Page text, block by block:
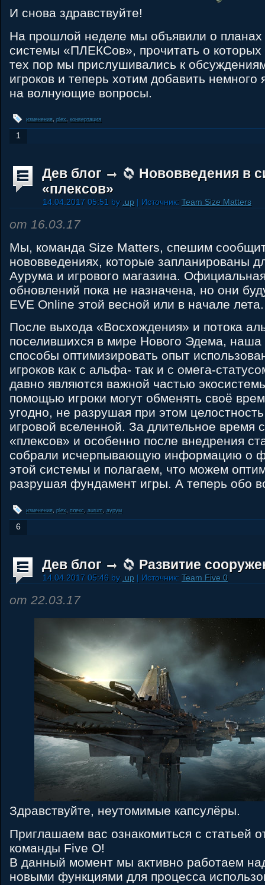
И снова здравствуйте!
На прошлой неделе мы объявили о
системы «ПЛЕКСов», прочитать о
тех пор мы прислушивались к
игроков и теперь хотим добавить немного
на волнующие вопросы.
изменения, plex, конвертация
1
Дев блог
Нововведения в
«плексов»
14.04.2017 05:51 by .up | Источник: Team Size Matters
от 16.03.17
Мы, команда Size Matters, спешим
нововведениях, которые запланированы
Аурума и игрового магазина.
обновлений пока не назначена, но они
EVE Online этой весной или в начале лета.
После выхода «Восхождения» и потока
поселившихся в мире Нового Эдема, наша
способы оптимизировать опыт
игроков как с альфа- так и с омега-
давно являются важной частью
помощью игроки могут обменять своё
угодно, не разрушая при этом
игровой вселенной. За длительное время
«плексов» и особенно после внедрения
собрали исчерпывающую информацию о
этой системы и полагаем, что можем
разрушая фундамент игры. А теперь обо
изменения plex плекс aurum аурум
6
Дев блог Развитие
14.04.2017 05:46 by .up | Источник: Team Five 0
от 22.03.17
Здравствуйте, неутомимые капсулёры.
Приглашаем вас ознакомиться с статьей
команды Five O!
В данный момент мы активно работаем
новыми функциями для процесса